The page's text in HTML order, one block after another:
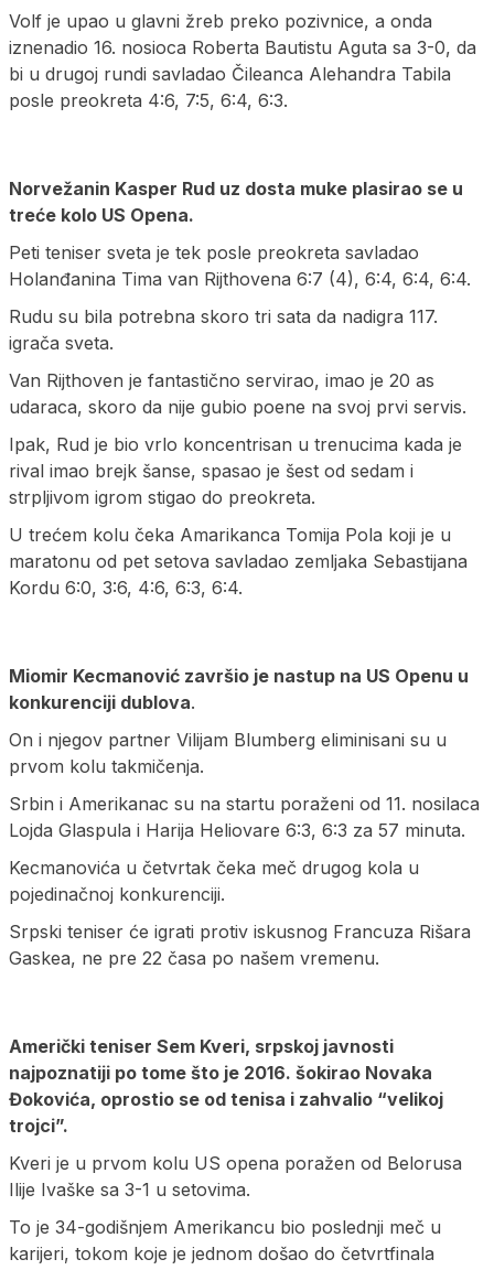
Volf je upao u glavni žreb preko pozivnice, a onda
iznenadio 16. nosioca Roberta Bautistu Aguta sa 3-0, da
bi u drugoj rundi savladao Čileanca Alehandra Tabila
posle preokreta 4:6, 7:5, 6:4, 6:3.
Norvežanin Kasper Rud uz dosta muke plasirao se u
treće kolo US Opena.
Peti teniser sveta je tek posle preokreta savladao
Holanđanina Tima van Rijthovena 6:7 (4), 6:4, 6:4, 6:4.
Rudu su bila potrebna skoro tri sata da nadigra 117.
igrača sveta.
Van Rijthoven je fantastično servirao, imao je 20 as
udaraca, skoro da nije gubio poene na svoj prvi servis.
Ipak, Rud je bio vrlo koncentrisan u trenucima kada je
rival imao brejk šanse, spasao je šest od sedam i
strpljivom igrom stigao do preokreta.
U trećem kolu čeka Amarikanca Tomija Pola koji je u
maratonu od pet setova savladao zemljaka Sebastijana
Kordu 6:0, 3:6, 4:6, 6:3, 6:4.
Miomir Kecmanović završio je nastup na US Openu u
konkurenciji dublova.
On i njegov partner Vilijam Blumberg eliminisani su u
prvom kolu takmičenja.
Srbin i Amerikanac su na startu poraženi od 11. nosilaca
Lojda Glaspula i Harija Heliovare 6:3, 6:3 za 57 minuta.
Kecmanovića u četvrtak čeka meč drugog kola u
pojedinačnoj konkurenciji.
Srpski teniser će igrati protiv iskusnog Francuza Rišara
Gaskea, ne pre 22 časa po našem vremenu.
Američki teniser Sem Kveri, srpskoj javnosti
najpoznatiji po tome što je 2016. šokirao Novaka
Đokovića, oprostio se od tenisa i zahvalio “velikoj
trojci”.
Kveri je u prvom kolu US opena poražen od Belorusa
Ilije Ivaške sa 3-1 u setovima.
To je 34-godišnjem Amerikancu bio poslednji meč u
karijeri, tokom koje je jednom došao do četvrtfinala